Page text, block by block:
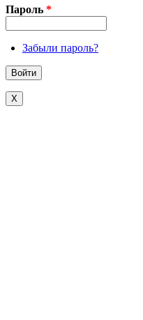
X
Пароль *
Забыли пароль?
X